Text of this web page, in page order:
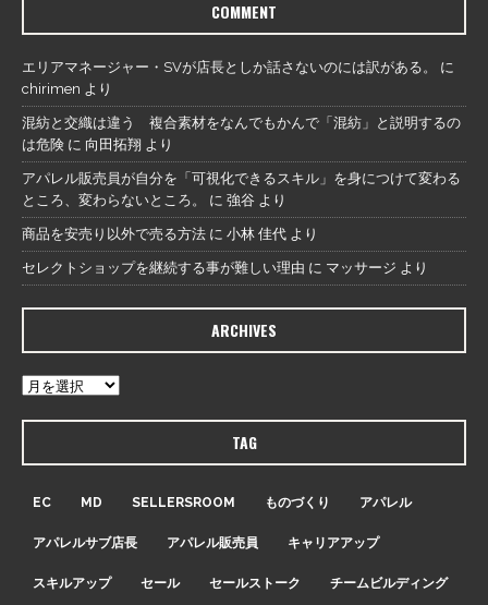
COMMENT
エリアマネージャー・SVが店長としか話さないのには訳がある。
に
chirimen より
混紡と交織は違う 複合素材をなんでもかんで「混紡」と説明するの
は危険 に 向田拓翔 より
アパレル販売員が自分を「可視化できるスキル」を身につけて変わる
ところ、変わらないところ。
に 強谷 より
商品を安売り以外で売る方法 に 小林 佳代 より
セレクトショップを継続する事が難しい理由 に マッサージ より
ARCHIVES
TAG
EC MD SELLERSROOM ものづくり アパレル
アパレルサブ店長 アパレル販売員 キャリアアップ
スキルアップ セール セールストーク チームビルディング